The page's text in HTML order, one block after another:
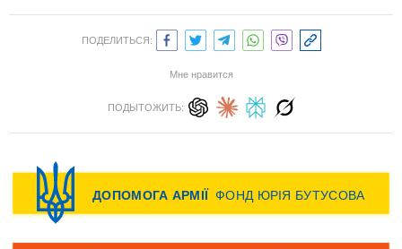
ПОДЕЛИТЬСЯ:
Мне нравится
ПОДЫТОЖИТЬ: